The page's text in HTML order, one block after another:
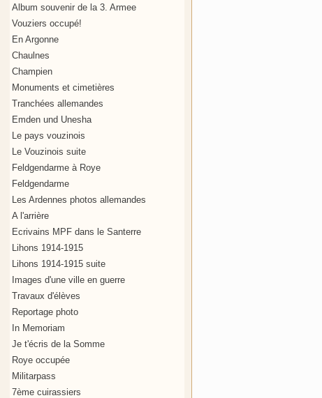
Album souvenir de la 3. Armee
Vouziers occupé!
En Argonne
Chaulnes
Champien
Monuments et cimetières
Tranchées allemandes
Emden und Unesha
Le pays vouzinois
Le Vouzinois suite
Feldgendarme à Roye
Feldgendarme
Les Ardennes photos allemandes
A l'arrière
Ecrivains MPF dans le Santerre
Lihons 1914-1915
Lihons 1914-1915 suite
Images d'une ville en guerre
Travaux d'élèves
Reportage photo
In Memoriam
Je t'écris de la Somme
Roye occupée
Militarpass
7ème cuirassiers